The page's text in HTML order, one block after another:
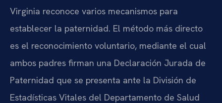
Virginia reconoce varios mecanismos para
establecer la paternidad. El método más directo
es el reconocimiento voluntario, mediante el cual
ambos padres firman una Declaración Jurada de
Paternidad que se presenta ante la División de
Estadísticas Vitales del Departamento de Salud